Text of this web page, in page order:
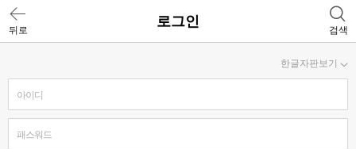
뒤로
로그인
검색
한글자판보기